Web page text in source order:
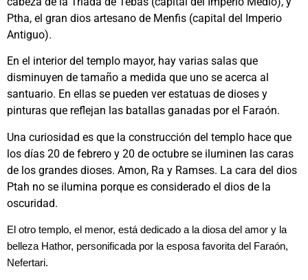
Ptha, el gran dios artesano de Menfis (capital del Imperio
Antiguo).
En el interior del templo mayor, hay varias salas que
disminuyen de tamaño a medida que uno se acerca al
santuario. En ellas se pueden ver estatuas de dioses y
pinturas que reflejan las batallas ganadas por el Faraón.
Una curiosidad es que la construcción del templo hace que
los días 20 de febrero y 20 de octubre se iluminen las caras
de los grandes dioses. Amon, Ra y Ramses. La cara del dios
Ptah no se ilumina porque es considerado el dios de la
oscuridad.
El otro templo, el menor, está dedicado a la diosa del amor y la
belleza Hathor, personificada por la esposa favorita del Faraón,
Nefertari.